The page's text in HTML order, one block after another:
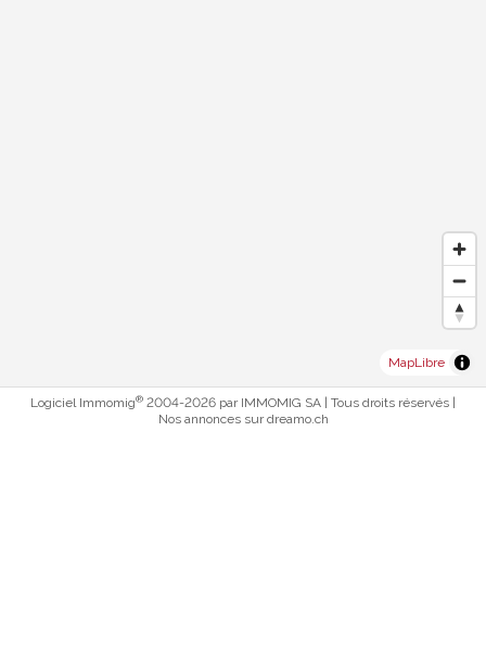
MapLibre
Logiciel Immomig® 2004-2026 par IMMOMIG SA | Tous droits réservés |
Nos annonces surdreamo.ch